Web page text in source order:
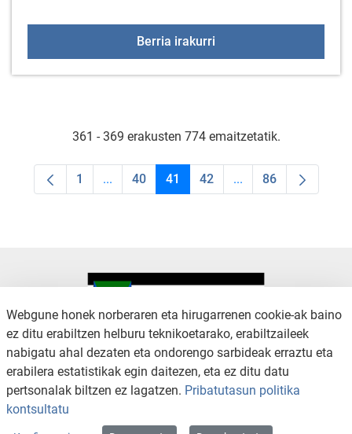
Berria irakurri
361 - 369 erakusten 774 emaitzetatik.
Orrialdea
1 ...Intermediate Pages Use TAB to navigate.
Orrialdea
40 Orrialdea
41 Orrialdea
42 ...Intermediate Pages
Orrialdea
86
KONTAKTUA
LEGE OHARRA
SALAKETA KANALA
PRIBATUTASUN POLITIKA
Webgune honek norberaren eta hirugarrenen cookie-ak baino
ez ditu erabiltzen helburu teknikoetarako, erabiltzaileek
nabigatu ahal dezaten eta ondorengo sarbideak erraztu eta
erabilera estatistikak egin daitezen, eta ez ditu datu
pertsonalak biltzen ez lagatzen. Pribatutasun politika
kontsultatu